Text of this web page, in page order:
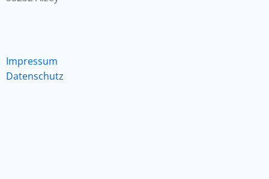
Impressum
Datenschutz